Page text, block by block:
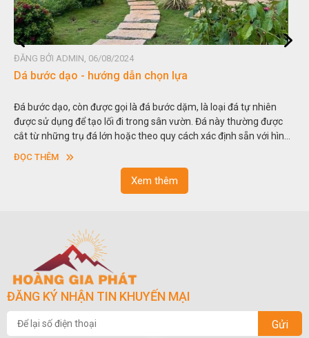
ĐĂNG BỞI ADMIN, 06/08/2024
Dá bước dạo - hướng dẫn chọn lựa
Đá bước dạo, còn được gọi là đá bước dặm, là loại đá tự nhiên
được sử dụng để tạo lối đi trong sân vườn. Đá này thường được
cắt từ những trụ đá lớn hoặc theo quy cách xác định sẵn với hình
vuông hoặc hình chữ nhật và có độ dày khác nhau.
ĐỌC THÊM
Xem thêm
ĐĂNG KÝ NHẬN TIN KHUYẾN MẠI
Gửi